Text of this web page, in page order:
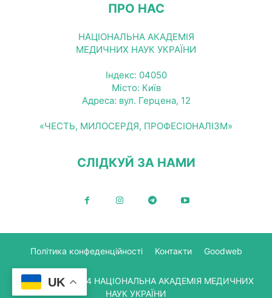
ПРО НАС
НАЦІОНАЛЬНА АКАДЕМІЯ
МЕДИЧНИХ НАУК УКРАЇНИ
Індекс: 04050
Місто: Київ
Адреса: вул. Герцена, 12
«ЧЕСТЬ, МИЛОСЕРДЯ, ПРОФЕСІОНАЛІЗМ»
СЛІДКУЙ ЗА НАМИ
Політика конфеденційності Контакти Goodweb
© Copyright 2024 НАЦІОНАЛЬНА АКАДЕМІЯ МЕДИЧНИХ
НАУК УКРАЇНИ
UK